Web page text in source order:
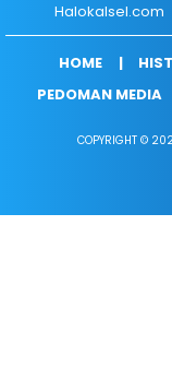
Halokalsel.com
HOME
PEDOMAN MEDIA
COPYRIGHT ©